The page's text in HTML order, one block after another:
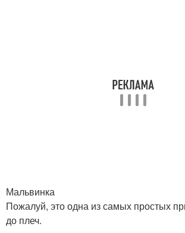
Стрижка в стиле
Мальвинка
Пожалуй, это одна из самых простых
до плеч.